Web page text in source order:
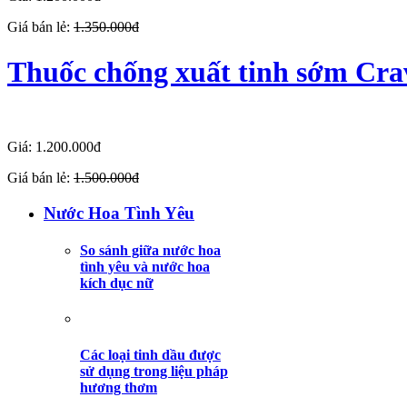
Giá bán lẻ: 1.350.000đ
Thuốc chống xuất tinh sớm
Giá: 1.200.000đ
Giá bán lẻ: 1.500.000đ
Nước Hoa Tình Yêu
So sánh giữa nước hoa
tình yêu và nước hoa
kích dục nữ
Các loại tinh dầu được
sử dụng trong liệu pháp
hương thơm